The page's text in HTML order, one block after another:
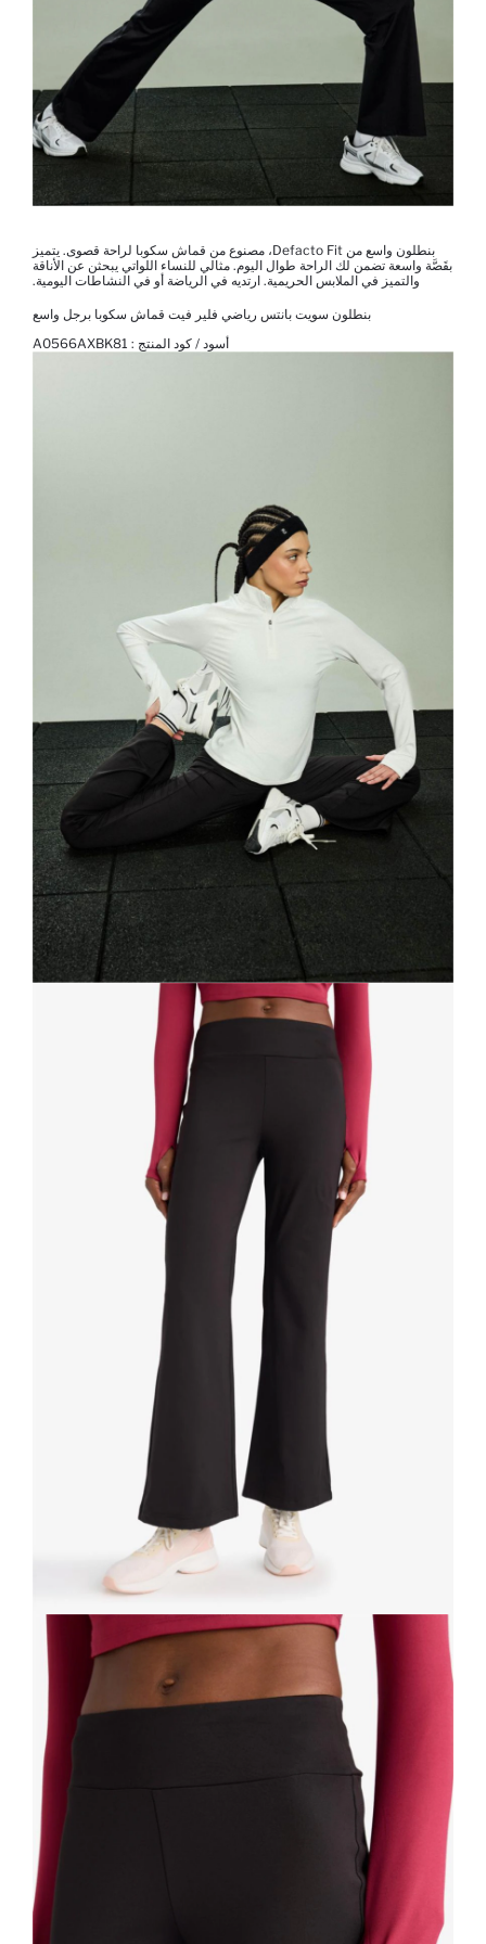
بنطلون واسع من Defacto Fit، مصنوع من قماش سكوبا لراحة قصوى. يتميز
بقَصَّة واسعة تضمن لك الراحة طوال اليوم. مثالي للنساء اللواتي يبحثن عن الأناقة
والتميز في الملابس الحريمية. ارتديه في الرياضة أو في النشاطات اليومية.
بنطلون سويت بانتس رياضي فلير فيت قماش سكوبا برجل واسع
أسود / كود المنتج : A0566AXBK81